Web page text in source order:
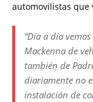
automovilistas que
“Día a día
Mackenna de
también de
diariamente no
instalación de